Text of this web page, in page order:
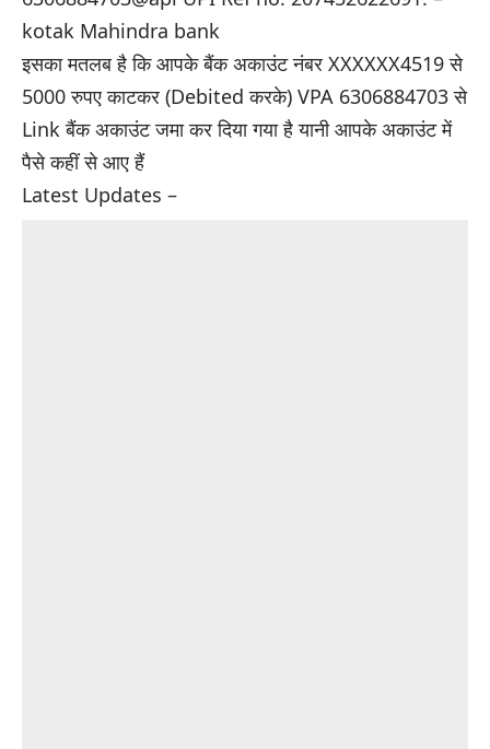
kotak Mahindra bank
इसका मतलब है कि आपके बैंक अकाउंट नंबर XXXXXX4519 से
5000 रुपए काटकर (Debited करके) VPA 6306884703 से
Link बैंक अकाउंट जमा कर दिया गया है यानी आपके अकाउंट में
पैसे कहीं से आए हैं
Latest Updates –